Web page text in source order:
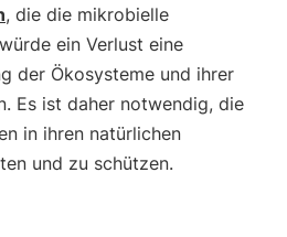
, die die mikrobielle
ein Verlust eine
der Ökosysteme und ihrer
Es ist daher notwendig, die
in ihren natürlichen
und zu schützen.